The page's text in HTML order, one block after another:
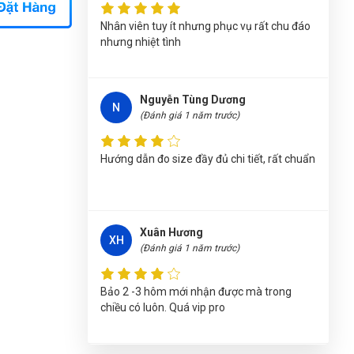
Nguyễn Phương Yến Linh
đã mua sản phẩmBÚA 5KG WOKIN 250650
Thu Diễm (Tỉnh Thừa Thiên Huế)
phẩmBÚA 5KG WOKIN 250650
Nguyễn Tuấn An (Tỉnh Phú Yên)đã mua sản
Nguyễn Tuấn An(Huyện Phù Ninh)
sản phẩm
BÚA 5KG WOKIN 250650
Nguyễn Thị Ánh Nguyệt (Tỉnh Ninh Bình)
BÚA 5KG WOKIN 250650
Nhân viên tuy ít nhưng phục vụ rất chu đáo
nhưng nhiệt tình
N
Nguyễn Tùng Dương
(Đánh giá 1 năm trước)
Hướng dẫn đo size đầy đủ chi tiết, rất chuẩn
XH
Xuân Hương
(Đánh giá 1 năm trước)
Bảo 2 -3 hôm mới nhận được mà trong
chiều có luôn. Quá vip pro